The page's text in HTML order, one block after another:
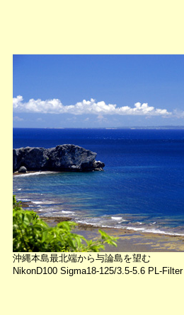
沖縄本島最北端から与論島を望む
NikonD100 Sigma18-125/3.5-5.6 PL-Filter